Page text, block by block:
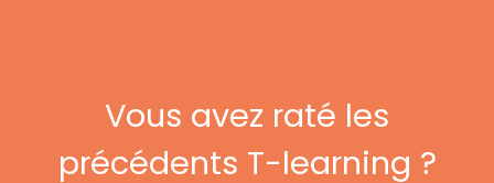
Vous avez raté les
précédents T-learning ?